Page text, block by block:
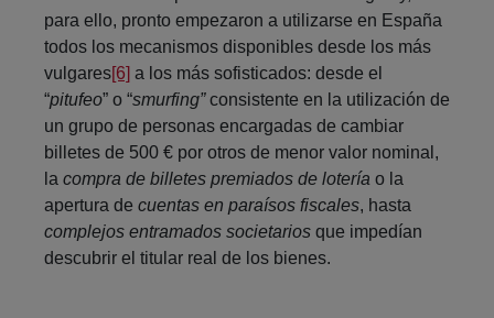
para ello, pronto empezaron a utilizarse en España
todos los mecanismos disponibles desde los más
vulgares[6] a los más sofisticados: desde el
“pitufeo” o “smurfing”consistente en la utilización de
un grupo de personas encargadas de cambiar
billetes de 500 € por otros de menor valor nominal,
la compra de billetes premiados de lotería o la
apertura de cuentas en paraísos fiscales, hasta
complejos entramados societarios que impedían
descubrir el titular real de los bienes.